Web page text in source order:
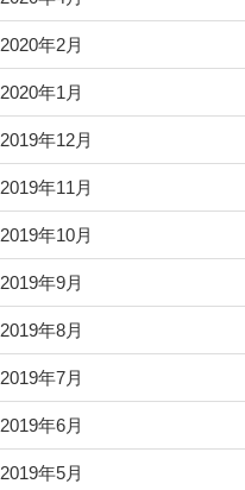
2020年2月
2020年1月
2019年12月
2019年11月
2019年10月
2019年9月
2019年8月
2019年7月
2019年6月
2019年5月